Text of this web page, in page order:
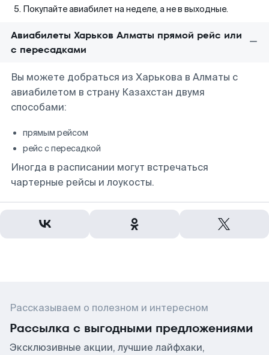
Покупайте авиабилет на неделе, а не в выходные.
Авиабилеты Харьков Алматы прямой рейс или
с пересадками
Вы можете добраться из Харькова в Алматы с
авиабилетом в страну Казахстан двумя
способами:
прямым рейсом
рейс с пересадкой
Иногда в расписании могут встречаться
чартерные рейсы и лоукосты.
Рассказываем о полезном и интересном
Рассылка с выгодными предложениями
Эксклюзивные акции, лучшие лайфхаки,